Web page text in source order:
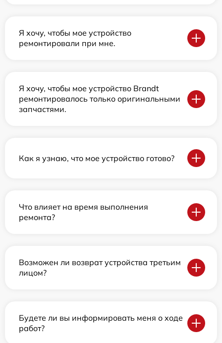
Я хочу, чтобы мое устройство
ремонтировали при мне.
Я хочу, чтобы мое устройство Brandt
ремонтировалось только оригинальными
запчастями.
Как я узнаю, что мое устройство готово?
Что влияет на время выполнения
ремонта?
Возможен ли возврат устройства третьим
лицом?
Будете ли вы информировать меня о ходе
работ?